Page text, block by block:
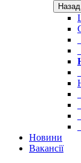
Назад
Новини
Вакансії